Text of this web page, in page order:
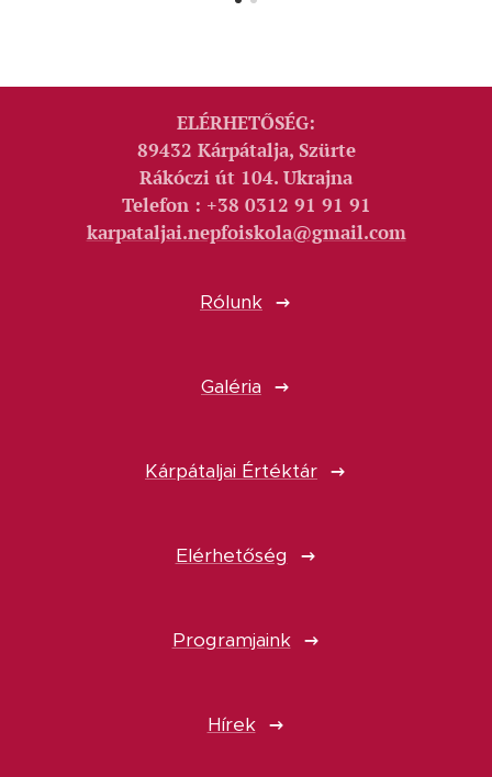
ELÉRHETŐSÉG:
89432 Kárpátalja, Szürte
Rákóczi út 104. Ukrajna
Telefon : +38 0312 91 91 91
karpataljai.nepfoiskola@gmail.com
Rólunk
Galéria
Kárpátaljai Értéktár
Elérhetőség
Programjaink
Hírek